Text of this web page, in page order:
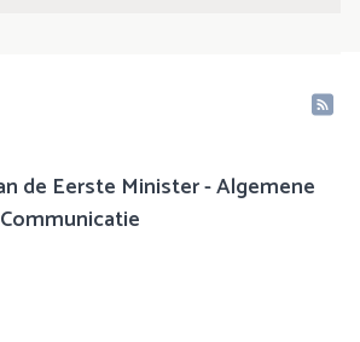
de Eerste Minister - Algemene